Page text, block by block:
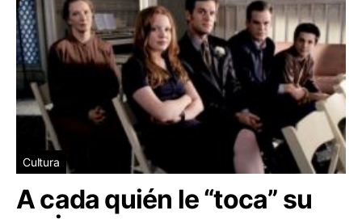
Cultura
A cada quién le “toca” su